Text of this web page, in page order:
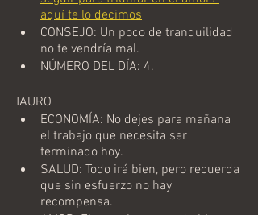
aquí te lo decimos
CONSEJO: Un poco de tranquilidad
no te vendría mal.
NÚMERO DEL DÍA: 4.
TAURO
ECONOMÍA: No dejes para mañana
el trabajo que necesita ser
terminado hoy.
SALUD: Todo irá bien, pero recuerda
que sin esfuerzo no hay
recompensa.